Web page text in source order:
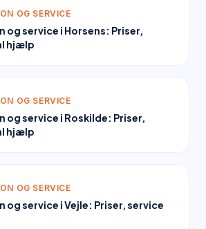
OG SERVICE
og service i Horsens: Priser,
hjælp
OG SERVICE
og service i Roskilde: Priser,
hjælp
OG SERVICE
service i Vejle: Priser, service